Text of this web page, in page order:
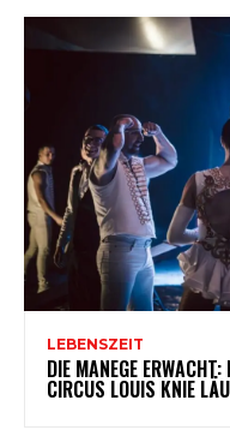
LEBENSZEIT
DIE MANEGE
CIRCUS LOUIS KNIE